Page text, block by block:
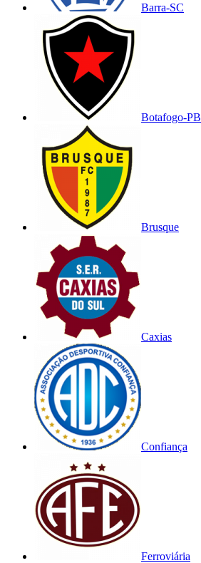
Barra-SC
Botafogo-PB
Brusque
Caxias
Confiança
Ferroviária